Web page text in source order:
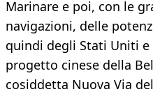
Marinare e poi, con le
navigazioni, delle
quindi degli Stati Uniti
progetto cinese della
cosiddetta Nuova Via